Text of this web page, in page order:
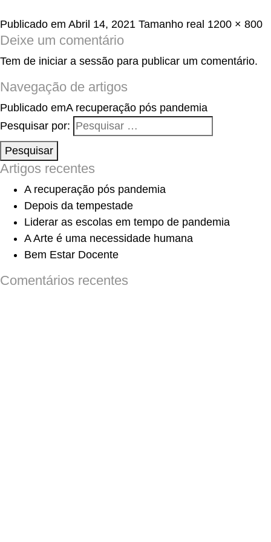
Publicado em Abril 14, 2021 Tamanho real 1200 × 800
Deixe um comentário
Tem de iniciar a sessão para publicar um comentário.
Navegação de artigos
Publicado emA recuperação pós pandemia
Pesquisar por:
Pesquisar
Artigos recentes
A recuperação pós pandemia
Depois da tempestade
Liderar as escolas em tempo de pandemia
A Arte é uma necessidade humana
Bem Estar Docente
Comentários recentes